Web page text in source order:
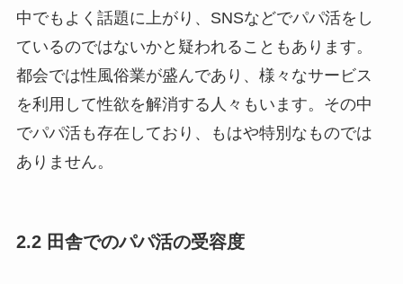
中でもよく話題に上がり、SNSなどでパパ活をし
ているのではないかと疑われることもあります。
都会では性風俗業が盛んであり、様々なサービス
を利用して性欲を解消する人々もいます。その中
でパパ活も存在しており、もはや特別なものでは
ありません。
2.2 田舎でのパパ活の受容度